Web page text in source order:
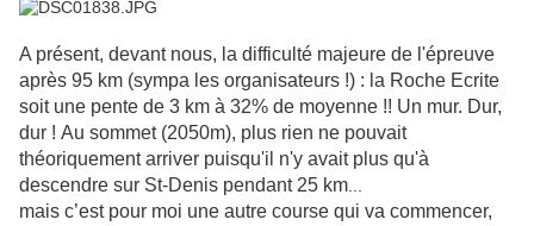
A présent, devant nous, la difficulté majeure de l'épreuve
après 95 km (sympa les organisateurs !) : la Roche Ecrite
soit une pente de 3 km à 32% de moyenne !! Un mur. Dur,
dur ! Au sommet (2050m), plus rien ne pouvait
théoriquement arriver puisqu'il n'y avait plus qu'à
descendre sur St-Denis pendant 25 km
mais c’est pour moi une autre course qui va commencer,